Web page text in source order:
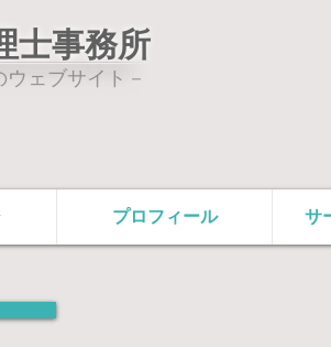
ウェブサイト－
士事務所
プロフィール サ